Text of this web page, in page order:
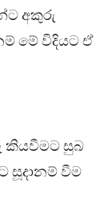
අකුරු
මේ විදියට ඒ
කියවීමට සුබ
සූදානම් වීම